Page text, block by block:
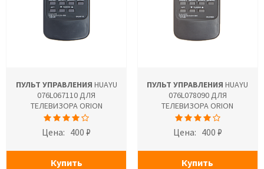
ПУЛЬТ УПРАВЛЕНИЯ HUAYU
076L067110 ДЛЯ
ТЕЛЕВИЗОРА ORION
Цена: 400 ₽
Купить
ПУЛЬТ УПРАВЛЕНИЯ HUAYU
076L078090 ДЛЯ
ТЕЛЕВИЗОРА ORION
Цена: 400 ₽
Купить